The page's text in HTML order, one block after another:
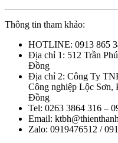
Thông tin tham khảo:
HOTLINE: 0913 865
Địa chỉ 1: 512 Trần
Đồng
Địa chỉ 2: Công Ty
Công nghiệp Lộc Sơn,
Đồng
Tel: 0263 3864 316
Email:
Zalo: 0919476512 /